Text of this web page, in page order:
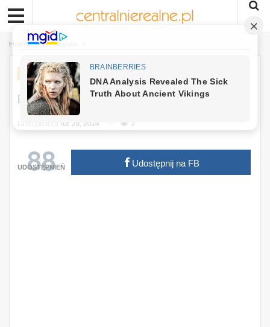
Home Na wesoło
NA WESOŁO
Dowcip: Dresiarz Jedzie Autobusem.
lut 28, 2024 3
88
UDOSTĘPNIEŃ Udostępnij na FB